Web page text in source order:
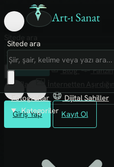
Art-ı Sanat
Giriş Yap Kayıt Ol
Sitede ara
Art-ı Sosyal
İmece
Kütüphane
Blog
Fanzin
Rafları
Fotoğraflar
Dijital Sahiller
Kategoriler